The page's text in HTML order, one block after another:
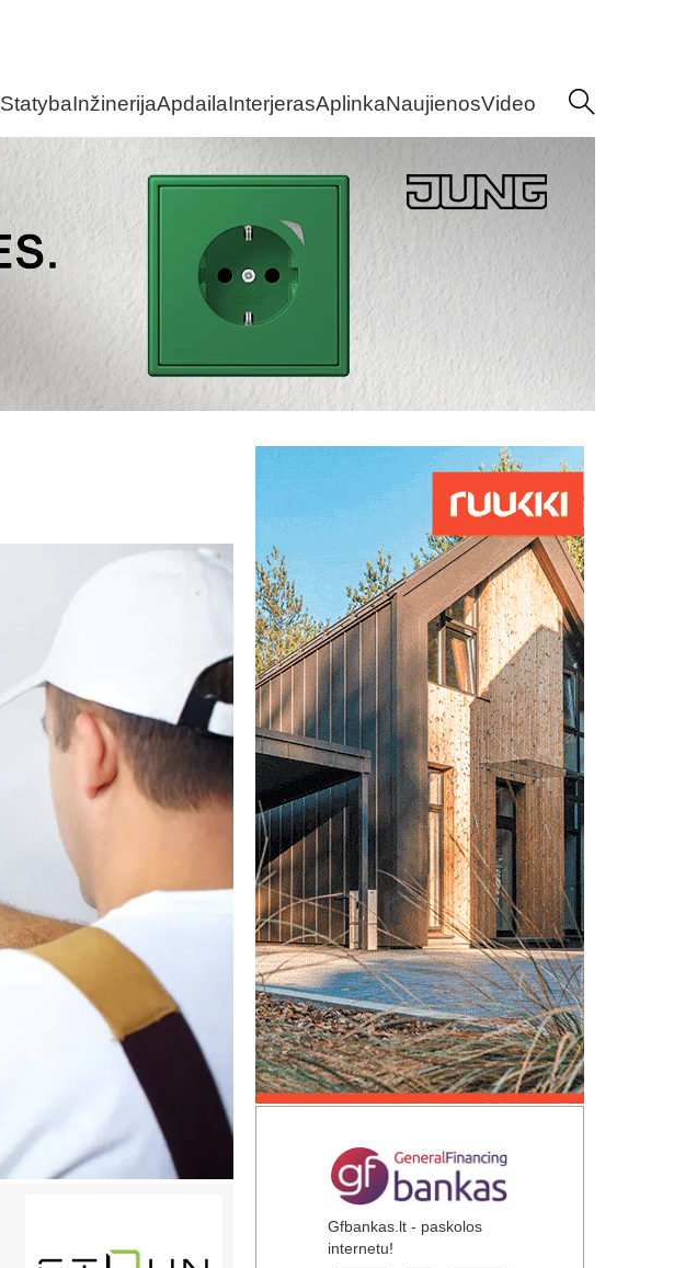
StatybaInžinerijaApdailaInterjerasAplinkaNaujienosVideo
Gfbankas.lt - paskolos
internetu!